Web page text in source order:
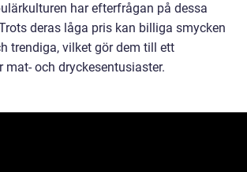
har efterfrågan på dessa
deras låga pris kan billiga smycken
trendiga, vilket gör dem till ett
och dryckesentusiaster.